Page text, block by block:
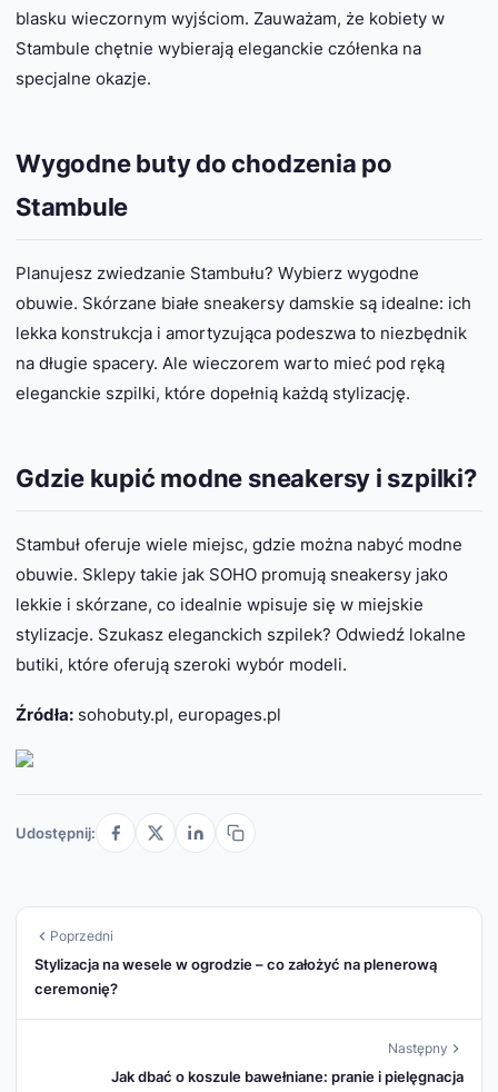
blasku wieczornym wyjściom. Zauważam, że kobiety w
Stambule chętnie wybierają eleganckie czółenka na
specjalne okazje.
Wygodne buty do chodzenia po
Stambule
Planujesz zwiedzanie Stambułu? Wybierz wygodne
obuwie. Skórzane białe sneakersy damskie są idealne: ich
lekka konstrukcja i amortyzująca podeszwa to niezbędnik
na długie spacery. Ale wieczorem warto mieć pod ręką
eleganckie szpilki, które dopełnią każdą stylizację.
Gdzie kupić modne sneakersy i szpilki?
Stambuł oferuje wiele miejsc, gdzie można nabyć modne
obuwie. Sklepy takie jak SOHO promują sneakersy jako
lekkie i skórzane, co idealnie wpisuje się w miejskie
stylizacje. Szukasz eleganckich szpilek? Odwiedź lokalne
butiki, które oferują szeroki wybór modeli.
Źródła: sohobuty.pl, europages.pl
Udostępnij:
Poprzedni
Stylizacja na wesele w ogrodzie – co założyć na plenerową
ceremonię?
Następny
Jak dbać o koszule bawełniane: pranie i pielęgnacja